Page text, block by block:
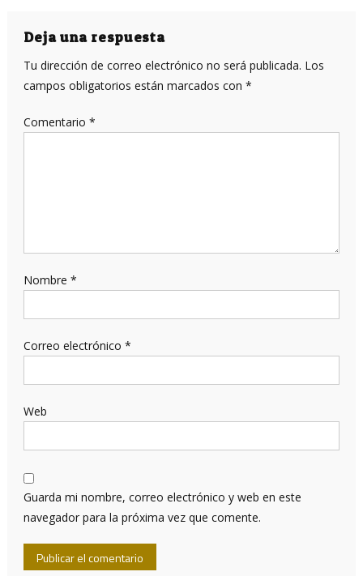
Deja una respuesta
Tu dirección de correo electrónico no será publicada. Los
campos obligatorios están marcados con *
Comentario *
Nombre *
Correo electrónico *
Web
Guarda mi nombre, correo electrónico y web en este
navegador para la próxima vez que comente.